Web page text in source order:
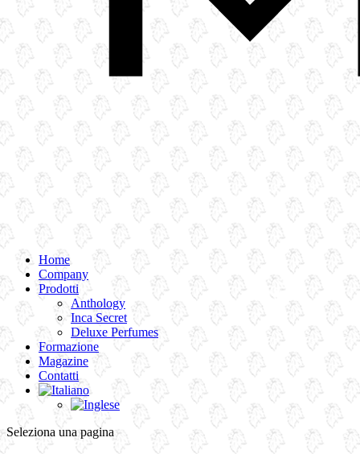
Home
Company
Prodotti
Anthology
Inca Secret
Deluxe Perfumes
Formazione
Magazine
Contatti
Seleziona una pagina